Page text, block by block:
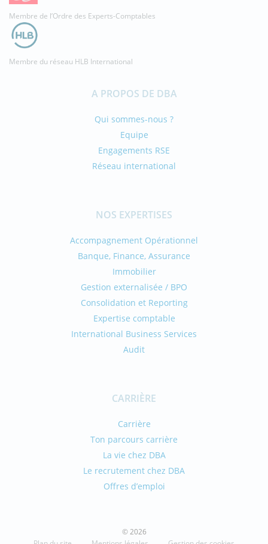
Membre de l’Ordre des Experts-Comptables
Membre du réseau HLB International
A PROPOS DE DBA
Qui sommes-nous ?
Equipe
Engagements RSE
Réseau international
NOS EXPERTISES
Accompagnement Opérationnel
Banque, Finance, Assurance
Immobilier
Gestion externalisée / BPO
Consolidation et Reporting
Expertise comptable
International Business Services
Audit
CARRIÈRE
Carrière
Ton parcours carrière
La vie chez DBA
Le recrutement chez DBA
Offres d’emploi
© 2026